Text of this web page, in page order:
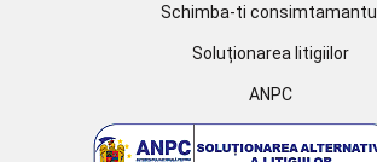
Schimba-ti
Soluționarea litigiilor
ANPC